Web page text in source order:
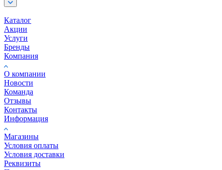
Каталог
Акции
Услуги
Бренды
Компания
О компании
Новости
Команда
Отзывы
Контакты
Информация
Магазины
Условия оплаты
Условия доставки
Реквизиты